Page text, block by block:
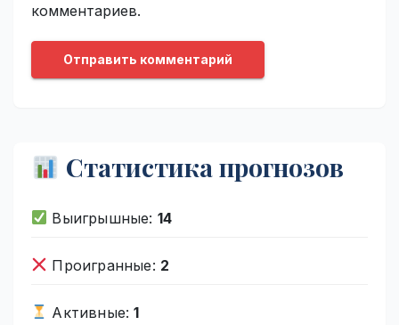
комментариев.
Статистика прогнозов
Выигрышные: 14
Проигранные: 2
Активные:1